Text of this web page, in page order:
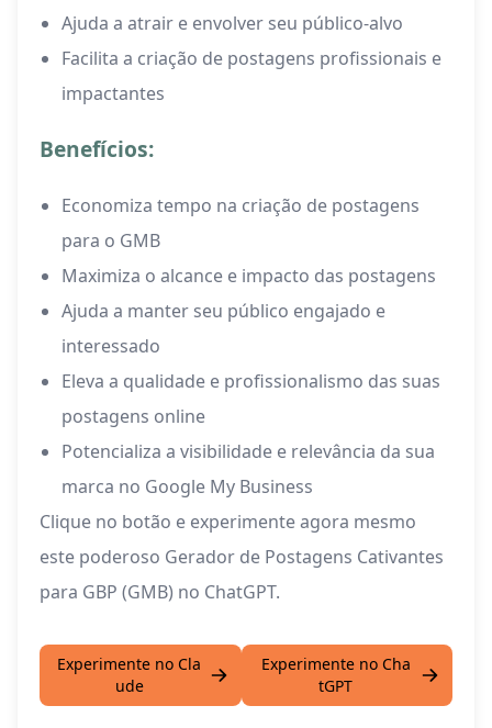
Ajuda a atrair e envolver seu público-alvo
Facilita a criação de postagens profissionais e
impactantes
Benefícios:
Economiza tempo na criação de postagens
para o GMB
Maximiza o alcance e impacto das postagens
Ajuda a manter seu público engajado e
interessado
Eleva a qualidade e profissionalismo das suas
postagens online
Potencializa a visibilidade e relevância da sua
marca no Google My Business
Clique no botão e experimente agora mesmo
este poderoso Gerador de Postagens Cativantes
para GBP (GMB) no ChatGPT.
Experimente no Cla
ude
Experimente no Cha
tGPT